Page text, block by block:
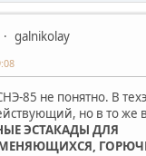
galnikolay
85 не понятно. В
но в то же
ЭСТАКАДЫ ДЛЯ